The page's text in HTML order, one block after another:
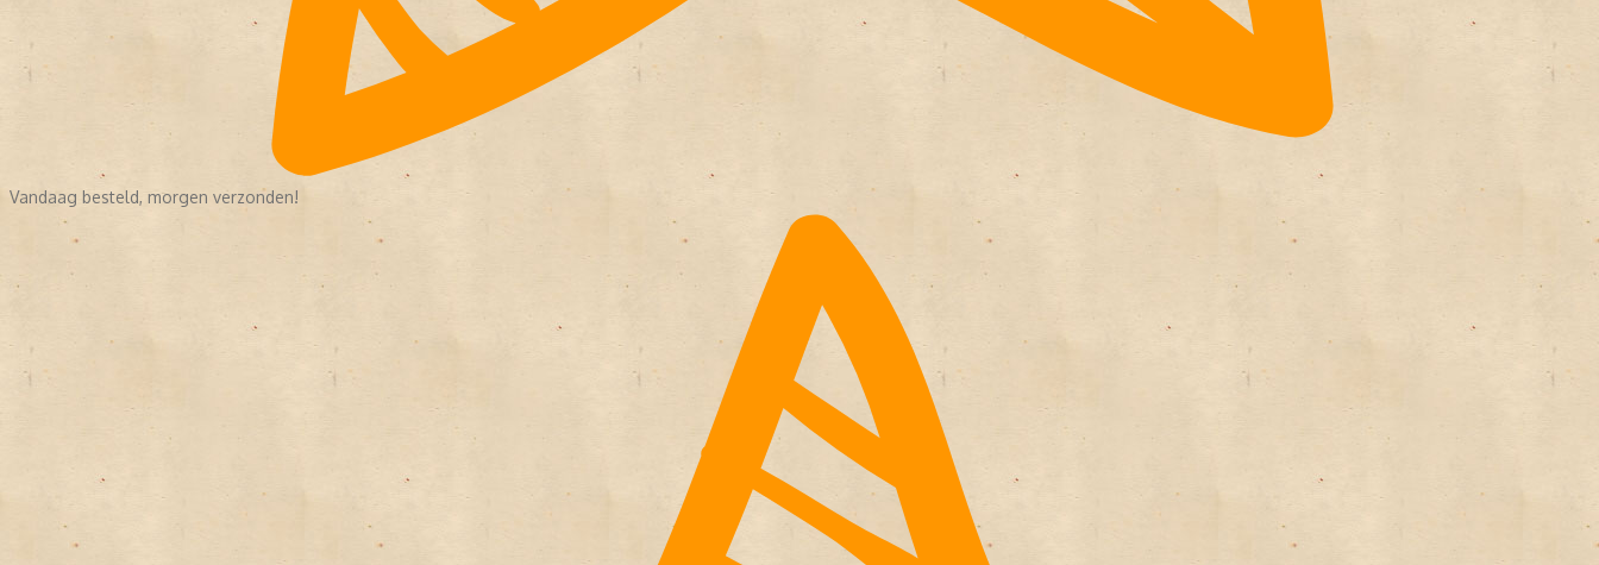
Vandaag besteld, morgen verzonden!